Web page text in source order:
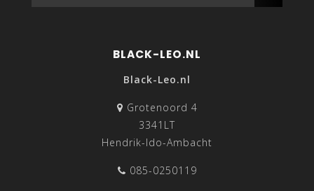
BLACK-LEO.NL
Black-Leo.nl
Grotenoord 4
3341LT
Hendrik-Ido-Ambacht
085-0250119